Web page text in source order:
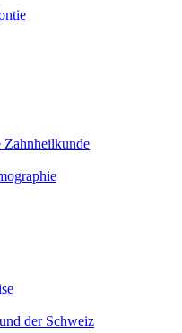
Zahnheilkunde
der Schweiz